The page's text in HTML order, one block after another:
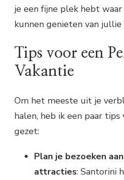
je een fijne plek hebt waar
kunnen genieten van jullie
Tips voor een
Vakantie
Om het meeste uit je
halen, heb ik een paar
gezet:
Plan je bezoeken
attracties: Santorini